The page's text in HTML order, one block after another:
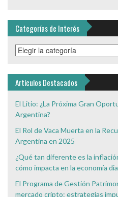
Categorías de Interés
Categorías
de
Artículos Destacados
El Litio: ¿La Próxima Gran
Argentina?
El Rol de Vaca Muerta en la
Argentina en 2025
¿Qué tan diferente es la
cómo impacta en la economía
El Programa de Gestión
mercado cripto: estrategias